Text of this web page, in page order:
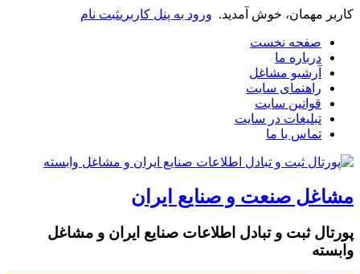
کاربر مهمان، خوش آمدید. ورود به پنل کاربریثبت نام
صفحه نخست
درباره ما
آرشیو مشاغل
راهنمای سایت
قوانین سایت
تبلیغات در سایت
تماس با ما
مشاغل صنعت و صنایع ایران
پورتال ثبت و تبادل اطلاعات صنایع ایران و مشاغل
وابسته